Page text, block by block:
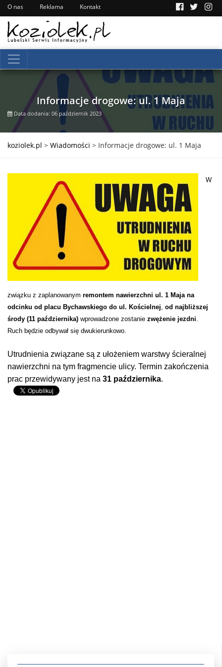
O nas Reklama Kontakt
Informacje drogowe: ul. 1 Maja
Data dodania: 06 październik 2023
koziolek.pl > Wiadomości > Informacje drogowe: ul. 1 Maja
W
związku z zaplanowanym remontem nawierzchni ul. 1 Maja na
odcinku od placu Bychawskiego do ul. Kościelnej, od najbliższej
środy (11 października) wprowadzone zostanie zwężenie jezdni.
Ruch będzie odbywał się dwukierunkowo.
Utrudnienia związane są z ułożeniem warstwy ścieralnej
nawierzchni na tym fragmencie ulicy. Termin zakończenia
prac przewidywany jest na 31 października.